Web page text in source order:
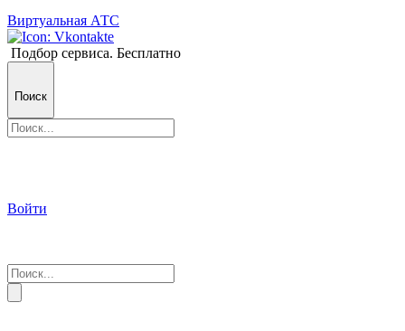
Виртуальная АТС
Подбор сервиса. Бесплатно
Поиск
Войти